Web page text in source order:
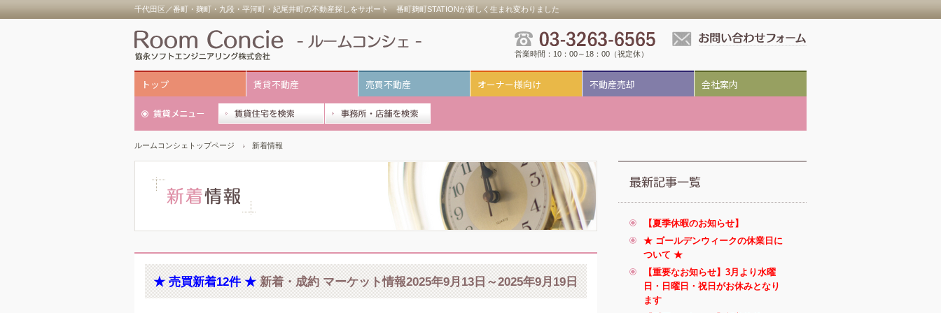
千代田区／番町・麹町・九段・平河町・紀尾井町の不動産探しをサポート 番町麹町STATIONが新しく生まれ変わりました
営業時間：10：00～18：00（祝定休）
トップ 賃貸不動産 売買不動産 オーナー様向け 不動産売却 会社案内
ルームコンシェトップページ 新着情報
★ 売買新着12件 ★新着・成約 マーケット情報2025年9月13日～2025年9月19日
【夏季休暇のお知らせ】
★ ゴールデンウィークの休業日に
ついて ★
【重要なお知らせ】3月より水曜
日・日曜日・祝日がお休みとなり
ます